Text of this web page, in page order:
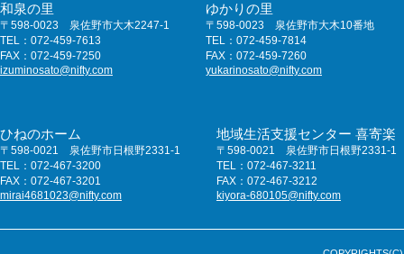
和泉の里
〒598-0023 泉佐野市大木2247-1
TEL：072-459-7613
FAX：072-459-7250
izuminosato@nifty.com
ゆかりの里
〒598-0023 泉佐野市大木10番地
TEL：072-459-7814
FAX：072-459-7260
yukarinosato@nifty.com
ひねのホーム
〒598-0021 泉佐野市日根野2331-1
TEL：072-467-3200
FAX：072-467-3201
mirai4681023@nifty.com
地域生活支援センター 喜寄楽
〒598-0021 泉佐野市日根野2331-1
TEL：072-467-3211
FAX：072-467-3212
kiyora-680105@nifty.com